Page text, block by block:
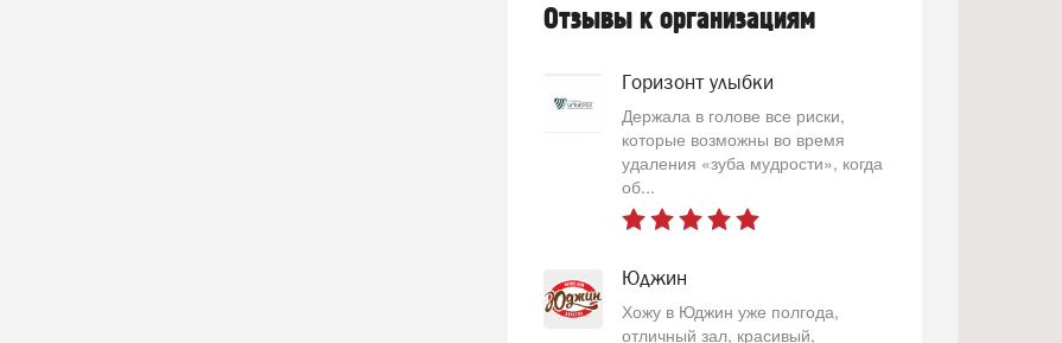
Отзывы к организациям
Горизонт улыбки
Держала в голове все риски,
которые возможны во время
удаления «зуба мудрости», когда
об...
Юджин
Хожу в Юджин уже полгода,
отличный зал, красивый,